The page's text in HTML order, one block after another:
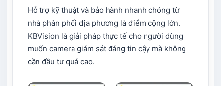
Hỗ trợ kỹ thuật và bảo hành nhanh chóng từ
nhà phân phối địa phương là điểm cộng lớn.
KBVision là giải pháp thực tế cho người dùng
muốn camera giám sát đáng tin cậy mà không
cần đầu tư quá cao.